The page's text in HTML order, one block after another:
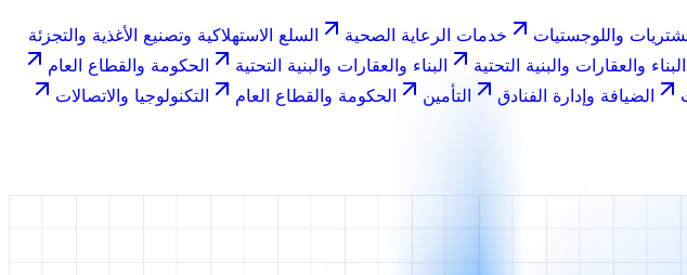
واللوجستيات خدمات الرعاية الصحية
السلع الاستهلاكية وتصنيع الأغذية والتجزئة
البناء والعقارات والبنية التحتية البناء والعقارات والبنية التحتية
الحكومة والقطاع العام
الضيافة وإدارة الفنادق التأمين الحكومة والقطاع العام
التكنولوجيا والاتصالات